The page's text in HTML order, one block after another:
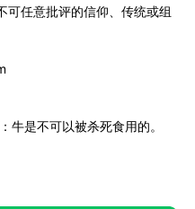
任意批评的信仰、传统或组
牛是不可以被杀死食用的。